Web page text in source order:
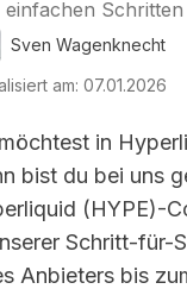
Sven Wagenknecht
am: 07.01.2026
in
bist du bei uns
(HYPE)-
Schritt-für-
Anbieters bis